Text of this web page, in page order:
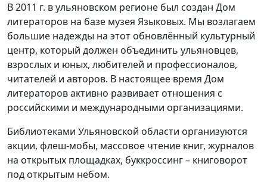
В 2011 г. в ульяновском регионе был создан Дом
литераторов на базе музея Языковых. Мы возлагаем
большие надежды на этот обновлённый культурный
центр, который должен объединить ульяновцев,
взрослых и юных, любителей и профессионалов,
читателей и авторов. В настоящее время Дом
литераторов активно развивает отношения с
российскими и международными организациями.
Библиотеками Ульяновской области организуются
акции, флеш-мобы, массовое чтение книг, журналов
на открытых площадках, буккроссинг – книговорот
под открытым небом.